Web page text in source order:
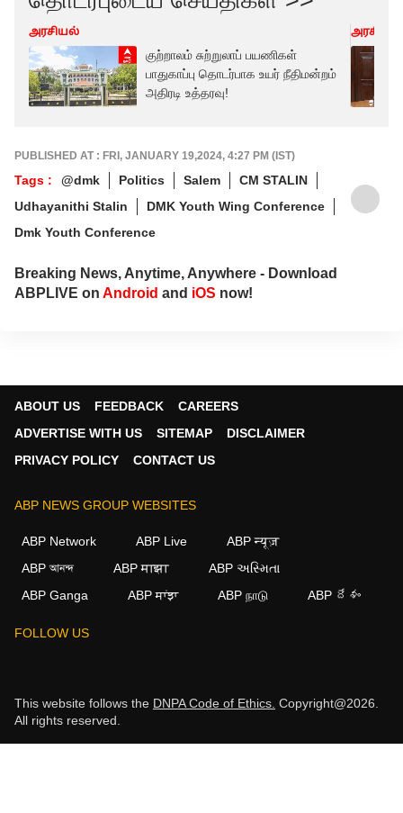
அரசியல்
குற்றாலம் சுற்றுலாப் பயணிகள்
பாதுகாப்பு தொடர்பாக உயர் நீதிமன்றம்
அதிரடி உத்தரவு!
அரசியல்
PUBLISHED AT : FRI, JANUARY 19,2024, 4:27 PM (IST)
Tags : @dmk Politics Salem
CM STALIN
Udhayanithi Stalin
DMK Youth Wing Conference
Dmk Youth Conference
Breaking News, Anytime, Anywhere - Download
ABPLIVE on Android and iOS now!
ABOUT US FEEDBACK
CAREERS
ADVERTISE WITH US
SITEMAP
DISCLAIMER
PRIVACY POLICY
CONTACT US
ABP NEWS GROUP WEBSITES
ABP Network ABP Live
ABP न्यूज़
ABP আনন্দ
ABP माझा
ABP અસ્મિતા
ABP Ganga
ABP ਸਾਂਝਾ ABP நாடு ABP దేశం
FOLLOW US
This website follows the DNPA Code of Ethics. Copyright@2026.
All rights reserved.